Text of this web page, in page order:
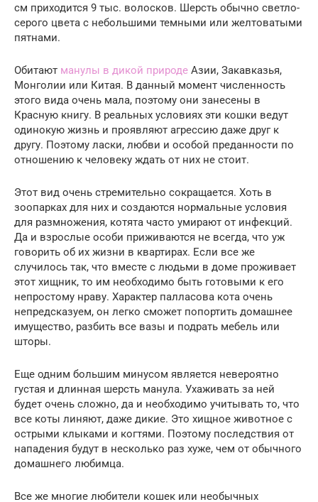
см приходится 9 тыс. волосков. Шерсть обычно светло-
серого цвета с небольшими темными или желтоватыми
пятнами.
Обитают манулы в дикой природе Азии, Закавказья,
Монголии или Китая. В данный момент численность
этого вида очень мала, поэтому они занесены в
Красную книгу. В реальных условиях эти кошки ведут
одинокую жизнь и проявляют агрессию даже друг к
другу. Поэтому ласки, любви и особой преданности по
отношению к человеку ждать от них не стоит.
Этот вид очень стремительно сокращается. Хоть в
зоопарках для них и создаются нормальные условия
для размножения, котята часто умирают от инфекций.
Да и взрослые особи приживаются не всегда, что уж
говорить об их жизни в квартирах. Если все же
случилось так, что вместе с людьми в доме проживает
этот хищник, то им необходимо быть готовыми к его
непростому нраву. Характер палласова кота очень
непредсказуем, он легко сможет попортить домашнее
имущество, разбить все вазы и подрать мебель или
шторы.
Еще одним большим минусом является невероятно
густая и длинная шерсть манула. Ухаживать за ней
будет очень сложно, да и необходимо учитывать то, что
все коты линяют, даже дикие. Это хищное животное с
острыми клыками и когтями. Поэтому последствия от
нападения будут в несколько раз хуже, чем от обычного
домашнего любимца.
Все же многие любители кошек или необычных